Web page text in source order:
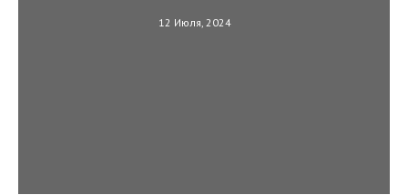
12 Июля, 2024